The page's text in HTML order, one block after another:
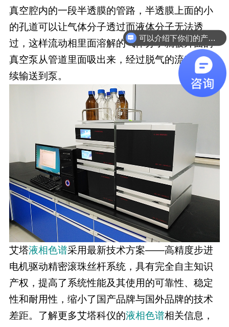
真空腔内的一段半透膜的管路，半透膜上面的小
的孔道可以让气体分子透过而液体分子无法透
过，这样流动相里面溶解的气体分子就被外面的
真空泵从管道里面吸出来，经过脱气的流动相继
续输送到泵。
艾塔液相色谱采用最新技术方案——高精度步进
电机驱动精密滚珠丝杆系统，具有完全自主知识
产权，提高了系统性能及其使用的可靠性、稳定
性和耐用性，缩小了国产品牌与国外品牌的技术
差距。了解更多艾塔科仪的液相色谱相关信息，
可以介绍下你们的产品么